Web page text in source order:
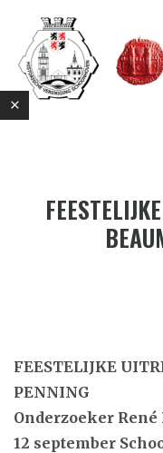
FEESTELIJKE
PENNING
Onderzoeker
12 september